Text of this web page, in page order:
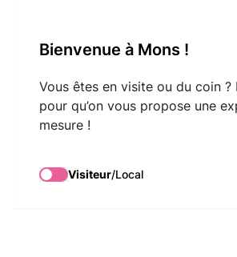
Bienvenue à Mons !
Vous êtes en visite ou du coin ?
pour qu’on vous propose une
mesure !
Visiteur/Local